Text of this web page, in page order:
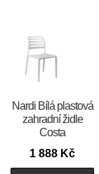
Nardi Bílá plastová
zahradní židle
Costa
1 888 Kč